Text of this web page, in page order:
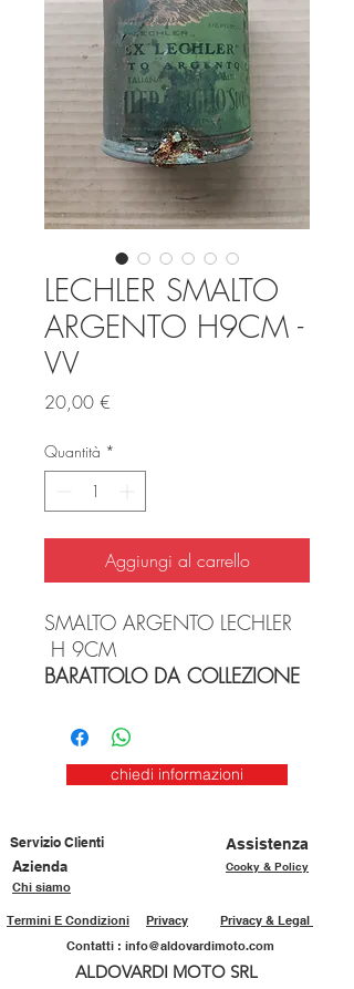
LECHLER SMALTO
ARGENTO H9CM -
VV
20,00 €
Quantità *
Aggiungi al carrello
SMALTO ARGENTO LECHLER
H 9CM
BARATTOLO DA COLLEZIONE
chiedi informazioni
Servizio Clienti
Assistenza
Azienda
Cooky & Policy
Chi siamo
Privacy & Legal
Privacy
Termini E Condizioni
Contatti : info@aldovardimoto.com
ALDOVARDI MOTO SRL